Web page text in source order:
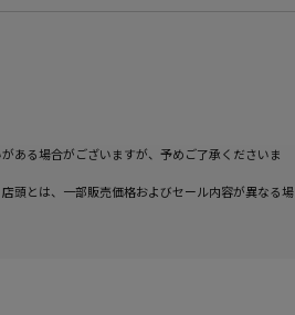
ある場合がございますが、予めご了承くださいま
頭とは、一部販売価格およびセール内容が異なる場